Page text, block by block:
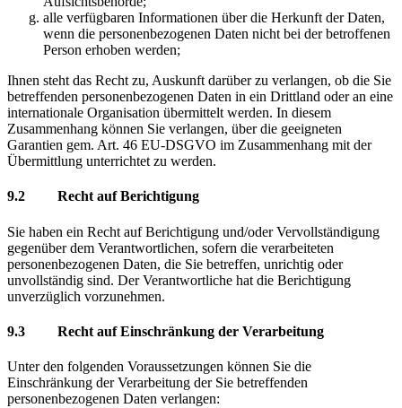
alle verfügbaren Informationen über die Herkunft der Daten,
wenn die personenbezogenen Daten nicht bei der betroffenen
Person erhoben werden;
Ihnen steht das Recht zu, Auskunft darüber zu verlangen, ob die Sie
betreffenden personenbezogenen Daten in ein Drittland oder an eine
internationale Organisation übermittelt werden. In diesem
Zusammenhang können Sie verlangen, über die geeigneten
Garantien gem. Art. 46 EU-DSGVO im Zusammenhang mit der
Übermittlung unterrichtet zu werden.
9.2 Recht auf Berichtigung
Sie haben ein Recht auf Berichtigung und/oder Vervollständigung
gegenüber dem Verantwortlichen, sofern die verarbeiteten
personenbezogenen Daten, die Sie betreffen, unrichtig oder
unvollständig sind. Der Verantwortliche hat die Berichtigung
unverzüglich vorzunehmen.
9.3 Recht auf Einschränkung der Verarbeitung
Unter den folgenden Voraussetzungen können Sie die
Einschränkung der Verarbeitung der Sie betreffenden
personenbezogenen Daten verlangen: